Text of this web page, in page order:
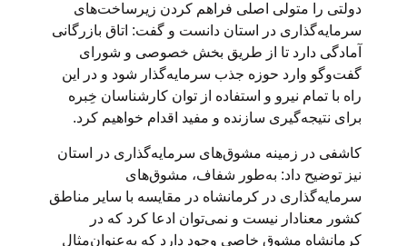
دولتی را متولی اصلی فراهم کردن زیرساخت‌های
سرمایه‌گذاری در استان دانست و گفت: اتاق بازرگانی
آمادگی دارد تا از طریق بخش خصوصی و شورای
گفت‌وگو وارد حوزه جذب سرمایه‌گذار شود و در این
راه با تمام نیرو و استفاده از توان کارشناسان خِبره
برای نتیجه‌گیری سازنده و مفید اقدام خواهیم کرد.
کاشفی در زمینه مشوق‌های سرمایه‌گذاری در استان
نیز توضیح داد: به‌طور شفاف، مشوق‌های
سرمایه‌گذاری در کرمانشاه در مقایسه با سایر مناطق
کشور معنادار نیست و نمی‌توان ادعا کرد که در
کرمانشاه مشوق خاصی وجود دارد که به‌عنوان‌مثال